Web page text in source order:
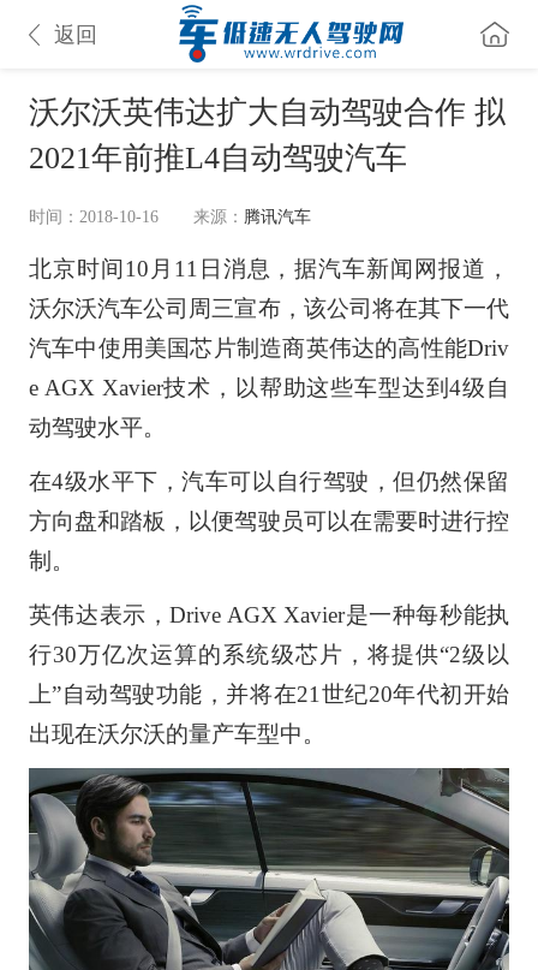
返回
沃尔沃英伟达扩大自动驾驶合作 拟
2021年前推L4自动驾驶汽车
时间：2018-10-16 来源： 腾讯汽车
北京时间10月11日消息，据汽车新闻网报道，
沃尔沃汽车公司周三宣布，该公司将在其下一代
汽车中使用美国芯片制造商英伟达的高性能Driv
e AGX Xavier技术，以帮助这些车型达到4级自
动驾驶水平。
在4级水平下，汽车可以自行驾驶，但仍然保留
方向盘和踏板，以便驾驶员可以在需要时进行控
制。
英伟达表示，Drive AGX Xavier是一种每秒能执
行30万亿次运算的系统级芯片，将提供“2级以
上”自动驾驶功能，并将在21世纪20年代初开始
出现在沃尔沃的量产车型中。